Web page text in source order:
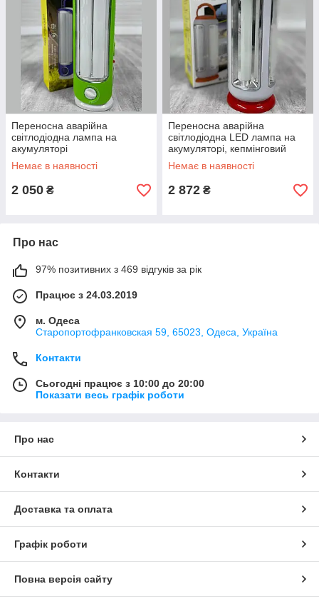
Переносна аварійна
світлодіодна лампа на
акумуляторі
Немає в наявності
2 050 ₴
Переносна аварійна
світлодіодна LED лампа на
акумуляторі, кепмінговий
ліхтар
Немає в наявності
2 872 ₴
Про нас
97% позитивних з 469 відгуків за рік
Працює з 24.03.2019
м. Одеса
Старопортофранковская 59, 65023, Одеса, Україна
Контакти
Сьогодні працює з 10:00 до 20:00
Показати весь графік роботи
Про нас
Контакти
Доставка та оплата
Графік роботи
Повна версія сайту